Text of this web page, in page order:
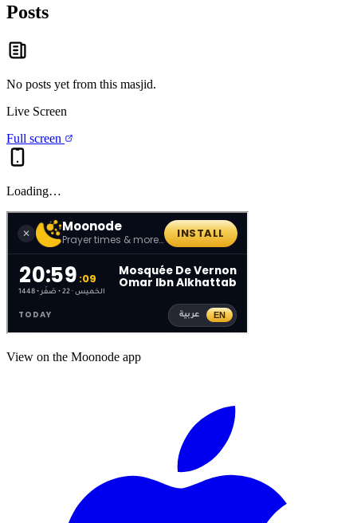
Posts
No posts yet from this masjid.
Live Screen
Full screen
Loading…
View on the Moonode app